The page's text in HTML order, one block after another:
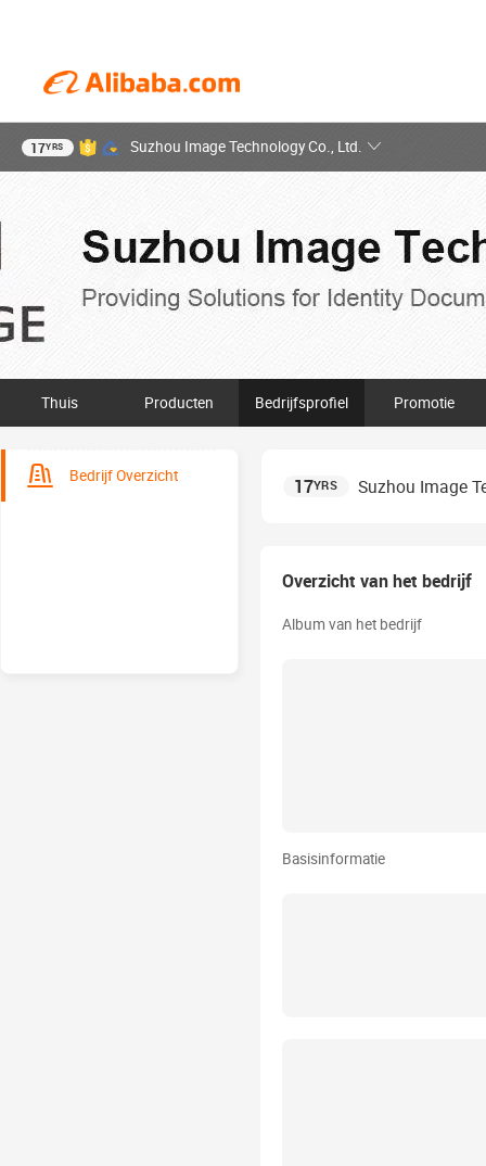
17YRS Suzhou Image Technology Co., Ltd.
Thuis Producten Bedrijfsprofiel Promotie
Bedrijf Overzicht 17YRS Suzhou Image
Overzicht van het bedrijf
Album van het bedrijf
Basisinformatie